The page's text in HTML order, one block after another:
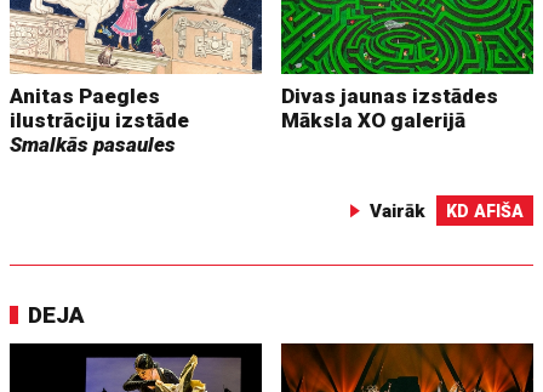
Anitas Paegles
ilustrāciju izstāde
Smalkās pasaules
Divas jaunas izstādes
Māksla XO galerijā
Vairāk KD AFIŠA
DEJA